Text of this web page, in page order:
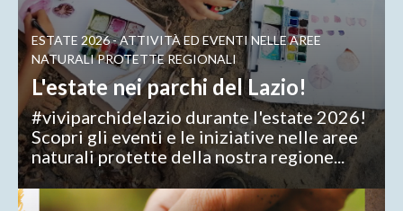
ESTATE 2026 - ATTIVITÀ ED EVENTI NELLE AREE
NATURALI PROTETTE REGIONALI
L'estate nei parchi del Lazio!
#viviparchidelazio durante l'estate 2026!
Scopri gli eventi e le iniziative nelle aree
naturali protette della nostra regione...